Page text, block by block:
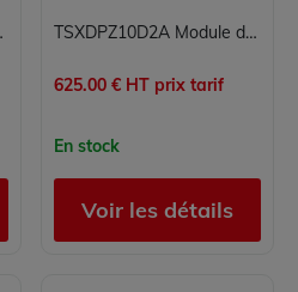
Electric TSXDPZ10D2A Module de sécurité Modicon TSX Micro Schneider Electric
625.00 € HT prix tarif
En stock
Voir les détails